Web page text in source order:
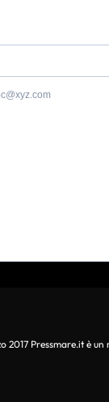
Pressmare.it è un